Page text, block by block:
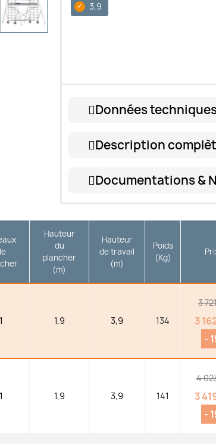
3,9
Données
Description
Documentations &
Hauteur
du
plancher
(m)
Hauteur
de travail
(m)
Poids
(Kg)
1 1,9 3,9 134
3
3
-
1 1,9 3,9 141
4
3
-